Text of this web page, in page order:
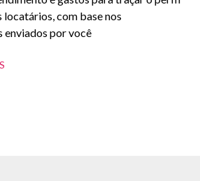
com base nos
enviados por você